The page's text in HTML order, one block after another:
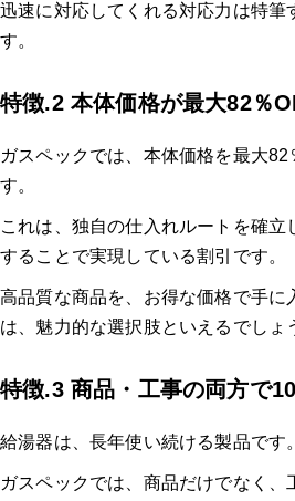
迅速に対応してくれる対応力は特筆
す。
特徴.2 本体価格が最大82％
ガスペックでは、本体価格を最大82
す。
これは、独自の仕入れルートを確立
することで実現している割引です。
高品質な商品を、お得な価格で手に
は、魅力的な選択肢といえるでしょ
特徴.3 商品・工事の両方で
給湯器は、長年使い続ける製品です。
ガスペックでは、商品だけでなく、